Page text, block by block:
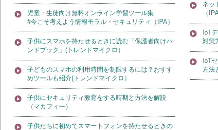
児童・生徒向け無料オンライン学習ツール集
#今こそ考えよう情報モラル・セキュリティ（IPA）
子供にスマホを持たせるときに読む「保護者向けハ
ンドブック」(トレンドマイクロ）
子どものスマホの利用時間を制限するには？おすす
めツールも紹介(トレンドマイクロ）
子供にセキュリティ教育をする時期と方法を解説
（マカフィー）
子供たちに初めてスマートフォンを持たせるときの
ネッ
（
IoT
対策
IoT
方法